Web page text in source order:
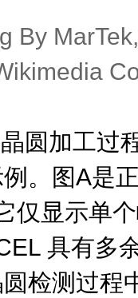
By
圆加工过
。图A是
仅显示单
具有多
检测过程